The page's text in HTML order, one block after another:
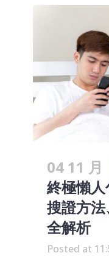
04 11 月
終極懶
搜證方
全解析
Posted at